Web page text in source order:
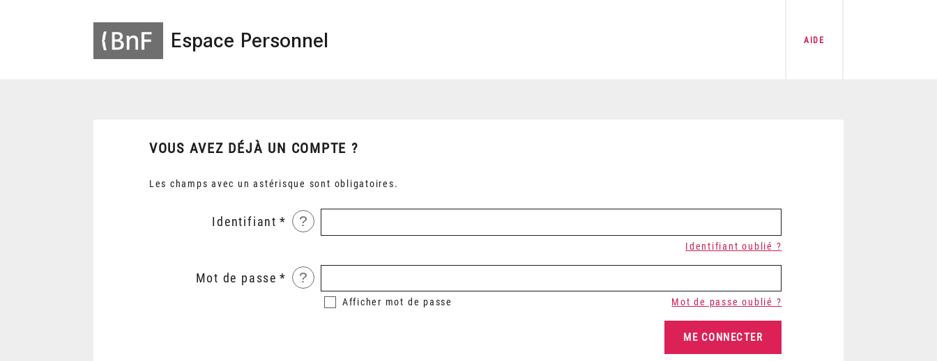
Espace Personnel AIDE
VOUS AVEZ DÉJÀ UN COMPTE ?
Les champs avec un astérisque sont obligatoires.
Identifiant ?
Identifiant oublié ?
Mot de passe ?
Afficher mot de passe Mot de passe oublié ?